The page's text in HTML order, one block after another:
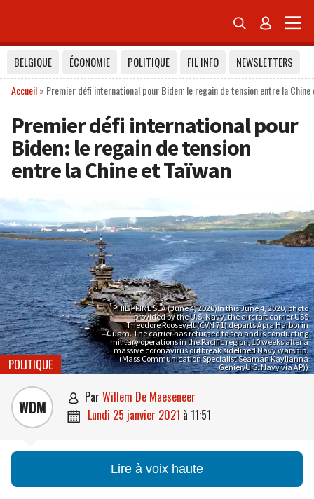
 
BELGIQUE ÉCONOMIE POLITIQUE FIL INFO
NEWSLETTERS
Accueil» Premier défi international pour Biden: le regain de tension entre la Chine
Premier défi international pour
Biden: le regain de tension
entre la Chine et Taïwan
PHILIPPINE SEA (June 4, 2020)In this June 4, 2020, photo
provided by the U.S. Navy, the aircraft carrier USS
Theodore Roosevelt (CVN 71) departs Apra Harbor in
Guam. The carrier has returned to sea and is conducting
military operations in the Pacific region, 10 weeks after a
massive coronavirus outbreak sidelined Navy warship.
(Mass Communication Specialist Seaman Kaylianna
Genier/U.S. Navy via AP))
POLITIQUE
WDM  par Willem De Maeseneer
 lundi 25 janvier 2021 à 11:51
Lire à voix haute